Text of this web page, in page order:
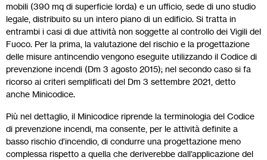
mobili (390 mq di superficie lorda) e un ufficio, sede di uno studio
legale, distribuito su un intero piano di un edificio. Si tratta in
entrambi i casi di due attività non soggette al controllo dei Vigili del
Fuoco. Per la prima, la valutazione del rischio e la progettazione
delle misure antincendio vengono eseguite utilizzando il Codice di
prevenzione incendi (Dm 3 agosto 2015); nel secondo caso si fa
ricorso ai criteri semplificati del Dm 3 settembre 2021, detto
anche Minicodice.
Più nel dettaglio, il Minicodice riprende la terminologia del Codice
di prevenzione incendi, ma consente, per le attività definite a
basso rischio d’incendio, di condurre una progettazione meno
complessa rispetto a quella che deriverebbe dall’applicazione del